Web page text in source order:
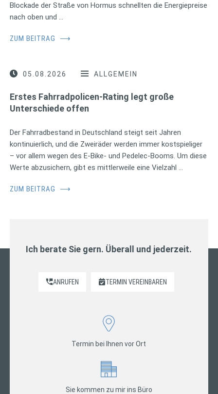
Blockade der Straße von Hormus schnellten die Energiepreise
nach oben und …
ZUM BEITRAG ⟶
05.08.2026 ALLGEMEIN
Erstes Fahrradpolicen-Rating legt große
Unterschiede offen
Der Fahrradbestand in Deutschland steigt seit Jahren
kontinuierlich, und die Zweiräder werden immer kostspieliger
– vor allem wegen des E-Bike- und Pedelec-Booms. Um diese
Werte abzusichern, gibt es mittlerweile eine Vielzahl …
ZUM BEITRAG ⟶
Ich berate Sie gern. Überall und jederzeit.
ANRUFEN TERMIN VEREINBAREN
Termin bei Ihnen vor Ort
Sie kommen zu mir ins Büro